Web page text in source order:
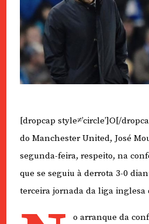
[dropcap style≠’circle’]O[/
do Manchester United, José
segunda-feira, respeito, na
que se seguiu à derrota 3-0
terceira jornada da liga inglesa
o arranque da